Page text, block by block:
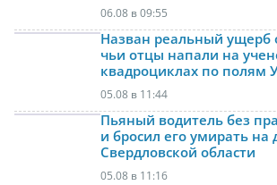
06.08 в 09:55
Назван реальный ущерб
чьи отцы напали на
квадроциклах по полям
05.08 в 11:44
Пьяный водитель без
и бросил его умирать на
Свердловской области
05.08 в 11:16